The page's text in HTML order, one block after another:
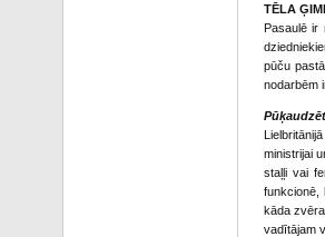
TĒLA
Pasaulē ir
pūču
nodarbēm
ministrijai
staļļi vai
funkcionē,
kāda
vadītājam